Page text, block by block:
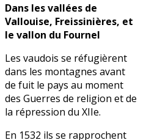
Dans les vallées de
Vallouise, Freissinières, et
le vallon du Fournel
Les vaudois se réfugièrent
dans les montagnes avant
de fuit le pays au moment
des Guerres de religion et de
la répression du XIIe.
En 1532 ils se rapprochent